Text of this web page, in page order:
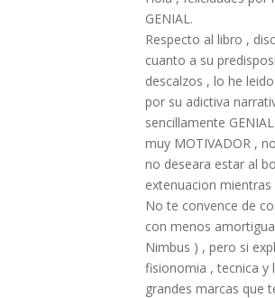
GENIAL.
Respecto al libro ,
cuanto a su
descalzos , lo he
por su adictiva
sencillamente
muy MOTIVADOR ,
no deseara estar al
extenuacion
No te convence de
con menos
Nimbus ) , pero si
fisionomia , tecnica y
grandes marcas que